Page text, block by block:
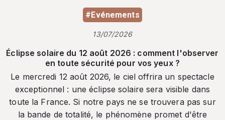
#Evénements
13/07/2026
Éclipse solaire du 12 août 2026 : comment l'observer
en toute sécurité pour vos yeux ?
Le mercredi 12 août 2026, le ciel offrira un spectacle
exceptionnel : une éclipse solaire sera visible dans
toute la France. Si notre pays ne se trouvera pas sur
la bande de totalité, le phénomène promet d'être